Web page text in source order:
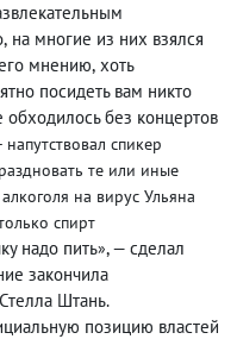
, на многие из них взялся
мнению, хоть
посидеть вам никто
обходилось без концертов
напутствовал спикер
те или иные
на вирус Ульяна
спирт
надо пить», — сделал
закончила
Штань.
позицию властей